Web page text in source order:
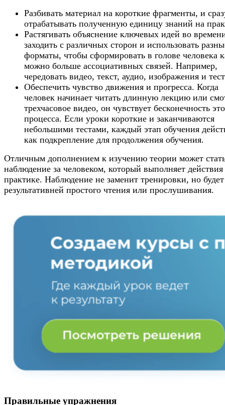
Разбивать материал на короткие фрагменты, и
отрабатывать полученную единицу знаний на
Растягивать объяснение ключевых идей во
заходить с различных сторон и использовать
форматы, чтобы сформировать в голове человека
можно больше ассоциативных связей. Например,
чередовать видео, текст, аудио, изображения и
Обеспечить чувство движения и прогресса. Когда
человек начинает читать длинную лекцию или
трехчасовое видео, он чувствует бесконечность
процесса. Если уроки короткие и заканчиваются
небольшими тестами, каждый этап обучения
как подкрепление для продолжения обучения.
Отличным дополнением к изучению теории может
наблюдение за человеком, который выполняет действия
практике. Наблюдение не заменит тренировки, но будет
результативней простого чтения или прослушивания.
Правильные упражнения